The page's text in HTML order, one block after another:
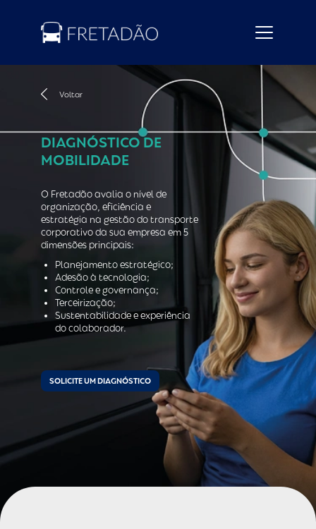
Voltar
DIAGNÓSTICO DE
MOBILIDADE
O Fretadão avalia o nível de
organização, eficiência e
estratégia na gestão do transporte
corporativo da sua empresa em 5
dimensões principais:
Planejamento estratégico;
Adesão à tecnologia;
Controle e governança;
Terceirização;
Sustentabilidade e experiência
do colaborador.
SOLICITE UM DIAGNÓSTICO